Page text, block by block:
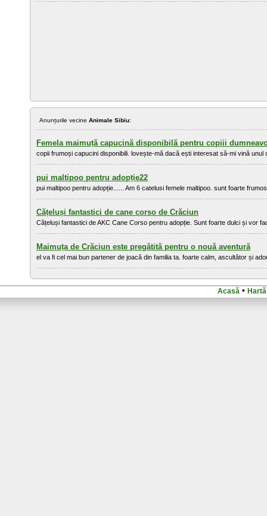
Anunțurile vecine Animale Sibiu:
Femela maimuță capucină disponibilă pentru copiii
copii frumoși capucini disponibili. lovește-mă dacă ești interesat să-mi vină
pui maltipoo pentru adopție22
pui maltipoo pentru adopție...... Am 6 catelusi femele maltipoo. sunt foarte
Cățeluși fantastici de cane corso de Crăciun
Cățeluși fantastici de AKC Cane Corso pentru adopție. Sunt foarte dulci și vor
Maimuța de Crăciun este pregătită pentru o nouă aventură
el va fi cel mai bun partener de joacă din familia ta. foarte calm, ascultător și
Acasă •